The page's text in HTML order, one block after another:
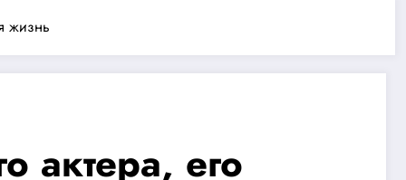
жизнь
актера, его